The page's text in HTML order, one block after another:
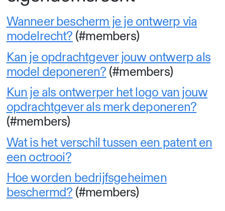
Wanneer bescherm je je ontwerp via
modelrecht? (#members)
Kan je opdrachtgever jouw ontwerp als
model deponeren? (#members)
Kun je als ontwerper het logo van jouw
opdrachtgever als merk deponeren?
(#members)
Wat is het verschil tussen een patent en
een octrooi?
Hoe worden bedrijfsgeheimen
beschermd? (#members)